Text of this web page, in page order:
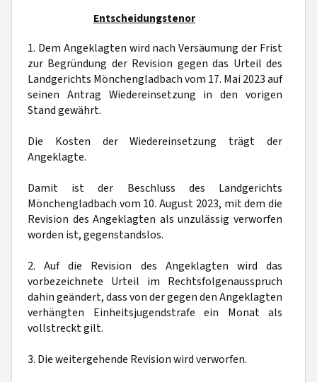
Entscheidungstenor
1. Dem Angeklagten wird nach Versäumung der Frist
zur Begründung der Revision gegen das Urteil des
Landgerichts Mönchengladbach vom 17. Mai 2023 auf
seinen Antrag Wiedereinsetzung in den vorigen
Stand gewährt.
Die Kosten der Wiedereinsetzung trägt der
Angeklagte.
Damit ist der Beschluss des Landgerichts
Mönchengladbach vom 10. August 2023, mit dem die
Revision des Angeklagten als unzulässig verworfen
worden ist, gegenstandslos.
2. Auf die Revision des Angeklagten wird das
vorbezeichnete Urteil im Rechtsfolgenausspruch
dahin geändert, dass von der gegen den Angeklagten
verhängten Einheitsjugendstrafe ein Monat als
vollstreckt gilt.
3. Die weitergehende Revision wird verworfen.